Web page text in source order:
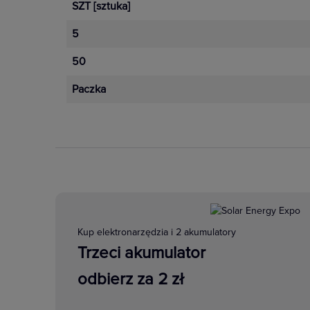
oszczędności energii.
SZT [sztuka]
5
50
Paczka
Kup elektronarzędzia i 2 akumulatory
Trzeci akumulator
odbierz za 2 zł